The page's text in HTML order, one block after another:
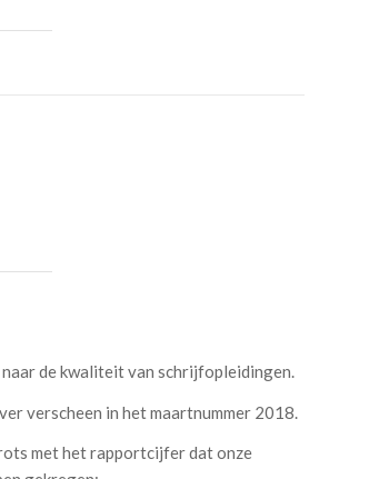
de kwaliteit van schrijfopleidingen.
verscheen in het maartnummer 2018.
met het rapportcijfer dat onze